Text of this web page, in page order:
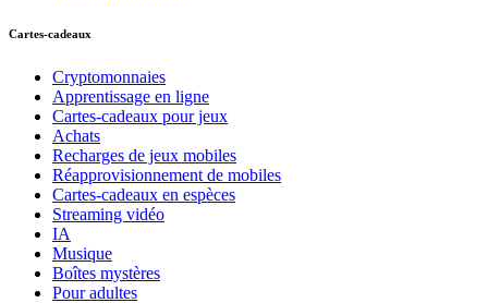
Cartes-cadeaux
Cryptomonnaies
Apprentissage en ligne
Cartes-cadeaux pour jeux
Achats
Recharges de jeux mobiles
Réapprovisionnement de mobiles
Cartes-cadeaux en espèces
Streaming vidéo
IA
Musique
Boîtes mystères
Pour adultes